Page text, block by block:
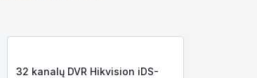
32 kanalų DVR Hikvision iDS-